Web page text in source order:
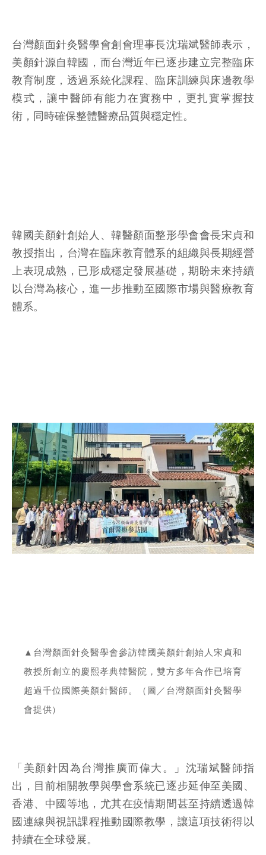
台灣顏面針灸醫學會創會理事長沈瑞斌醫師表示，
美顏針源自韓國，而台灣近年已逐步建立完整臨床
教育制度，透過系統化課程、臨床訓練與床邊教學
模式，讓中醫師有能力在實務中，更扎實掌握技
術，同時確保整體醫療品質與穩定性。
韓國美顏針創始人、韓醫顏面整形學會會長宋貞和
教授指出，台灣在臨床教育體系的組織與長期經營
上表現成熟，已形成穩定發展基礎，期盼未來持續
以台灣為核心，進一步推動至國際市場與醫療教育
體系。
▲台灣顏面針灸醫學會參訪韓國美顏針創始人宋貞和
教授所創立的慶熙孝典韓醫院，雙方多年合作已培育
超過千位國際美顏針醫師。（圖／台灣顏面針灸醫學
會提供）
「美顏針因為台灣推廣而偉大。」沈瑞斌醫師指
出，目前相關教學與學會系統已逐步延伸至美國、
香港、中國等地，尤其在疫情期間甚至持續透過韓
國連線與視訊課程推動國際教學，讓這項技術得以
持續在全球發展。